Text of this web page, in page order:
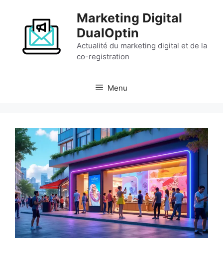
contenu
Marketing Digital
DualOptin
Actualité du marketing digital et de la
co-registration
Menu